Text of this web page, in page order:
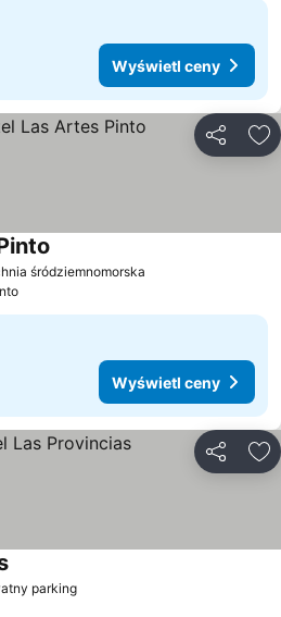
Wyświetl ceny
śródziemnomorska
Wyświetl ceny
parkingWyświetl ceny
Wyświetl ceny